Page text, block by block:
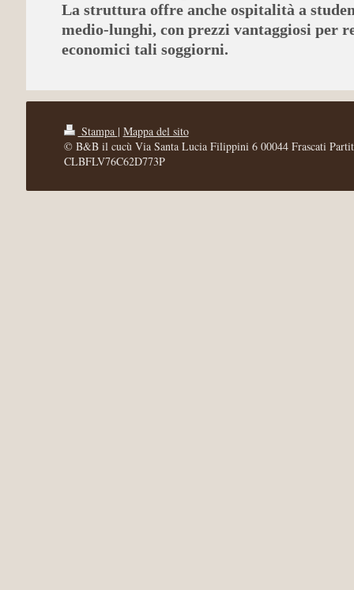
La struttura offre anche ospitalità a
medio-lunghi, con prezzi vantaggiosi per
economici tali soggiorni.
Stampa | Mappa del sito
© B&B il cucù Via Santa Lucia Filippini 6 00044 Frascati
CLBFLV76C62D773P